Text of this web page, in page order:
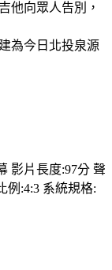
他向眾人告別，
為今日北投泉源
影片長度:97分 聲
例:4:3 系統規格: